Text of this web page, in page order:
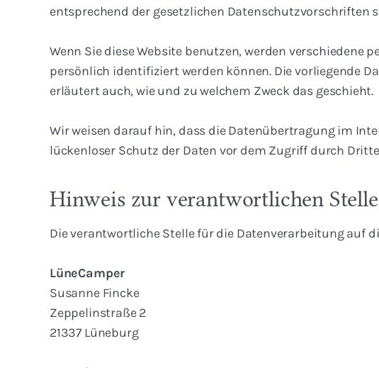
entsprechend der gesetzlichen Datenschutzvorschriften
Wenn Sie diese Website benutzen, werden verschiedene
persönlich identifiziert werden können. Die vorliegende
erläutert auch, wie und zu welchem Zweck das geschieht.
Wir weisen darauf hin, dass die Datenübertragung im
lückenloser Schutz der Daten vor dem Zugriff durch
Hinweis zur verantwortlichen Stelle
Die verantwortliche Stelle für die Datenverarbeitung auf
LüneCamper
Susanne Fincke
Zeppelinstraße 2
21337 Lüneburg